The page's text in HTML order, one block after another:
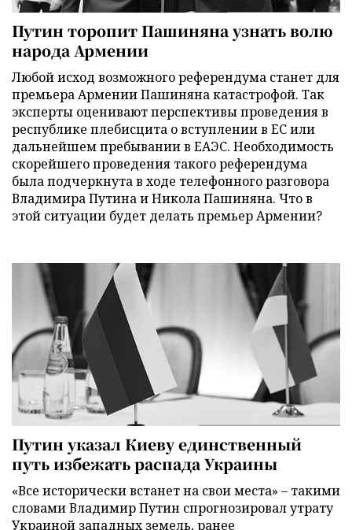
Путин торопит Пашиняна узнать волю
народа Армении
Любой исход возможного референдума станет для
премьера Армении Пашиняна катастрофой. Так
эксперты оценивают перспективы проведения в
республике плебисцита о вступлении в ЕС или
дальнейшем пребывании в ЕАЭС. Необходимость
скорейшего проведения такого референдума
была подчеркнута в ходе телефонного разговора
Владимира Путина и Никола Пашиняна. Что в
этой ситуации будет делать премьер Армении?
Путин указал Киеву единственный
путь избежать распада Украины
«Все исторически встанет на свои места» – такими
словами Владимир Путин спрогнозировал утрату
Украиной западных земель, ранее